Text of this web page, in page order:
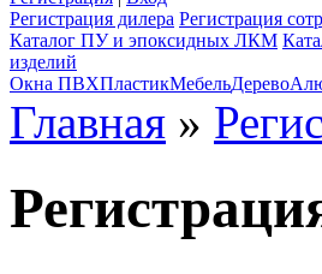
Регистрация дилера Регистрация
Каталог ПУ и эпоксидных ЛКМ
изделий
Окна ПВХПластикМебельДерево
Главная »